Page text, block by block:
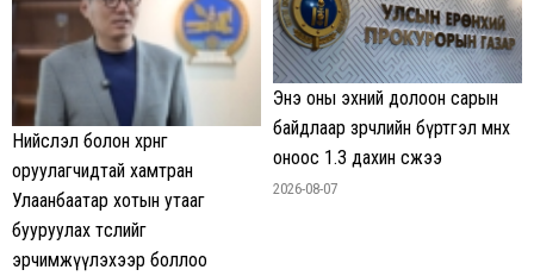
Нийслэл болон хөрөнгө
оруулагчидтай хамтран
Улаанбаатар хотын утааг
бууруулах төслийг
эрчимжүүлэхээр боллоо
Энэ оны эхний долоон сарын
байдлаар зөрчлийн бүртгэл өмнөх
оноос 1.3 дахин өсжээ
2026-08-07